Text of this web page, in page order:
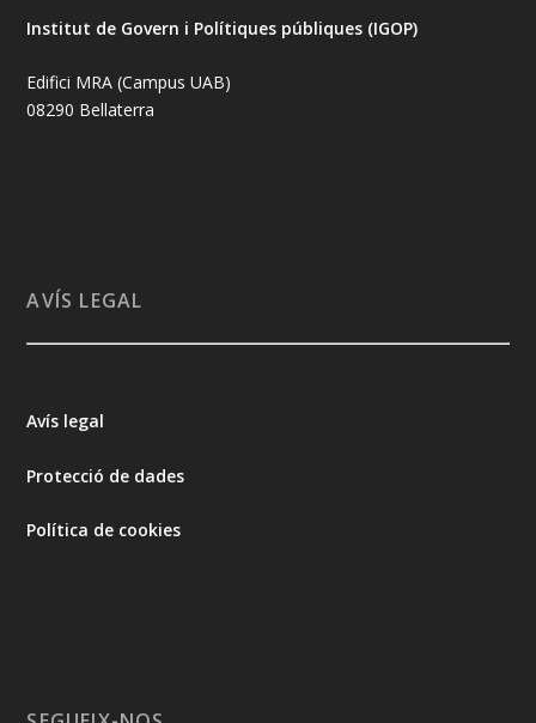
Institut de Govern i Polítiques públiques (IGOP)
Edifici MRA (Campus UAB)
08290 Bellaterra
AVÍS LEGAL
Avís legal
Protecció de dades
Política de cookies